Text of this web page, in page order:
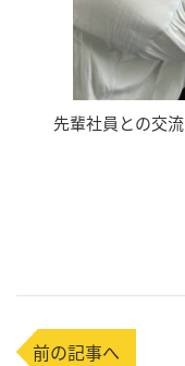
先輩社員との交流
前の記事へ